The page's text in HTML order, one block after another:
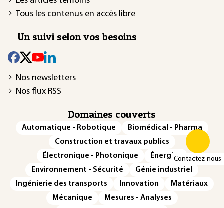
Contactez-nous
Tous les contenus en accès libre
Un suivi selon vos besoins
Nos newsletters
Nos flux RSS
Domaines couverts
Automatique - Robotique
Biomédical - Pharma
Construction et travaux publics
Électronique - Photonique
Énergies
Environnement - Sécurité
Génie industriel
Ingénierie des transports
Innovation
Matériaux
Mécanique
Mesures - Analyses